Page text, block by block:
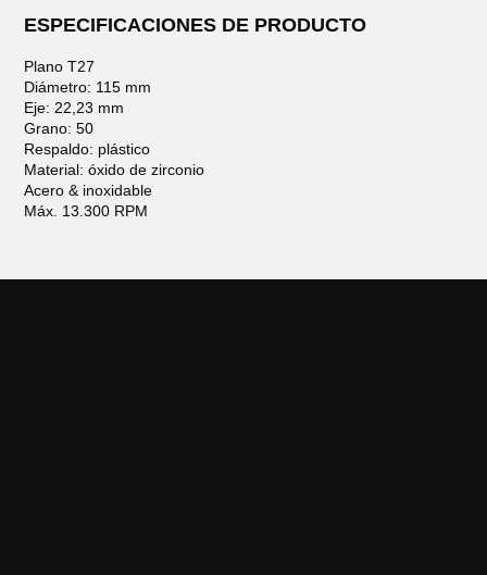
ESPECIFICACIONES DE PRODUCTO
Plano T27
Diámetro: 115 mm
Eje: 22,23 mm
Grano: 50
Respaldo: plástico
Material: óxido de zirconio
Acero & inoxidable
Máx. 13.300 RPM